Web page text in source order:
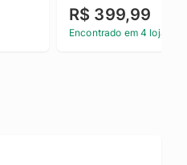
R$ 399,99
Encontrado em 4 lojas